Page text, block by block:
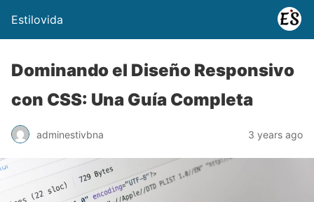
Estilovida
Dominando el Diseño Responsivo
con CSS: Una Guía Completa
adminestivbna 3 years ago